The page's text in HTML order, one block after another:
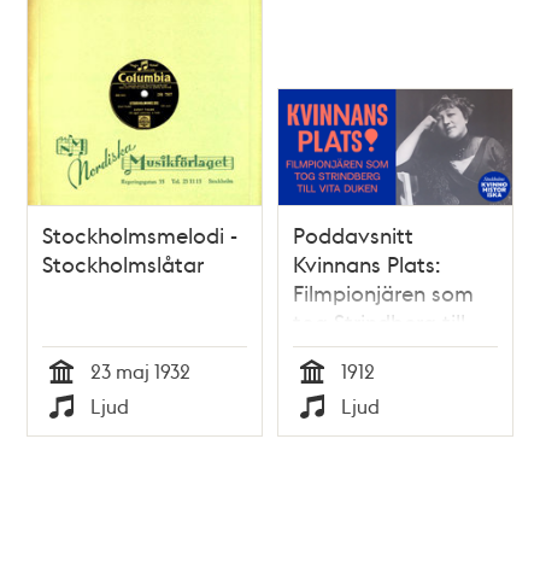
Stockholmsmelodi -
Stockholmslåtar
Tid
23 maj 1932
Typ
Ljud
Poddavsnitt
Kvinnans Plats:
Filmpionjären som
tog Strindberg till
vita duken, 1912
Tid
1912
Typ
Ljud